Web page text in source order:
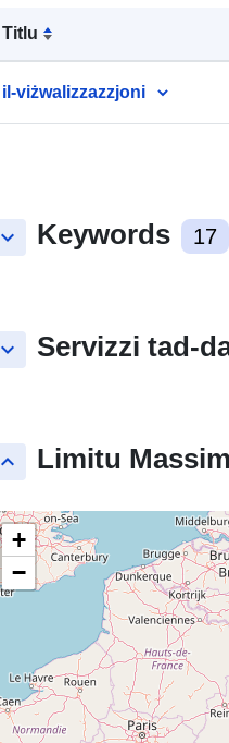
Titlu
il-viżwalizzazzjoni
keyboard_arrow_down Keywords 17
keyboard_arrow_down Servizzi tad-
keyboard_arrow_up Limitu
+
−